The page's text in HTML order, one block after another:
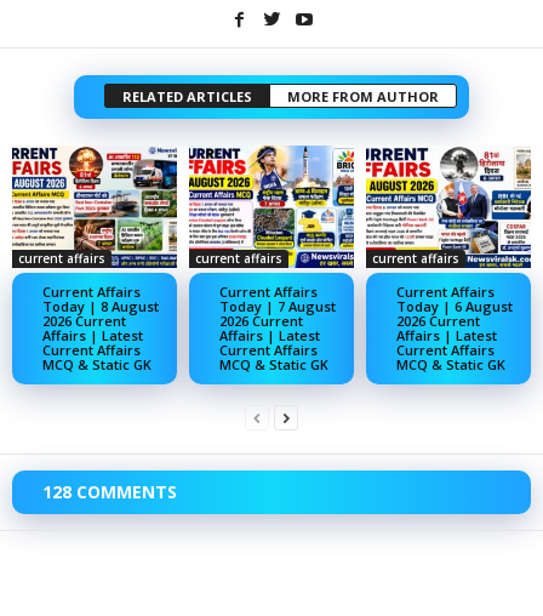
RELATED ARTICLES MORE FROM AUTHOR
current affairs
Current Affairs
Today | 8 August
2026 Current
Affairs | Latest
Current Affairs
MCQ & Static GK
current affairs
Current Affairs
Today | 7 August
2026 Current
Affairs | Latest
Current Affairs
MCQ & Static GK
current affairs
Current Affairs
Today | 6 August
2026 Current
Affairs | Latest
Current Affairs
MCQ & Static GK
128 COMMENTS